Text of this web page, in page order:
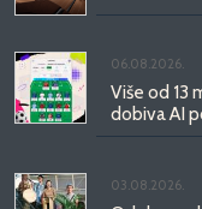
06.08.2026.
Više od 13
dobiva AI
03.08.2026.